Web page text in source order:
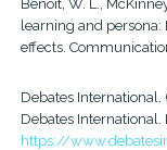
Benoit, W. L.,
learning and
effects.
Debates International.
Debates International.
https://